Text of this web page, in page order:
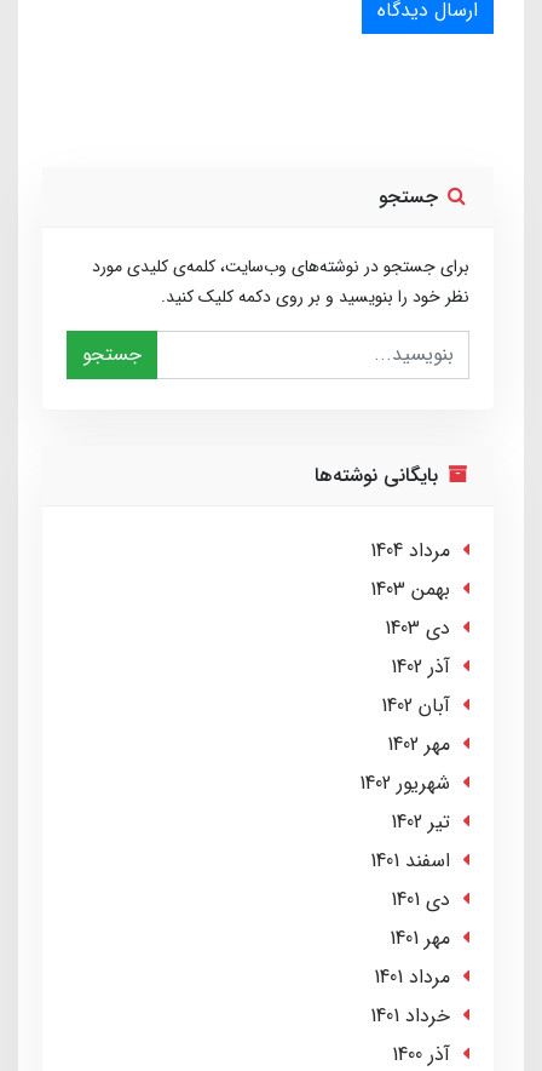
ارسال دیدگاه
جستجو
برای جستجو در نوشته‌های وب‌سایت، کلمه‌ی کلیدی مورد
نظر خود را بنویسید و بر روی دکمه کلیک کنید.
جستجو
بایگانی نوشته‌ها
مرداد 1404
بهمن 1403
دی 1403
آذر 1402
آبان 1402
مهر 1402
شهریور 1402
تير 1402
اسفند 1401
دی 1401
مهر 1401
مرداد 1401
خرداد 1401
آذر 1400